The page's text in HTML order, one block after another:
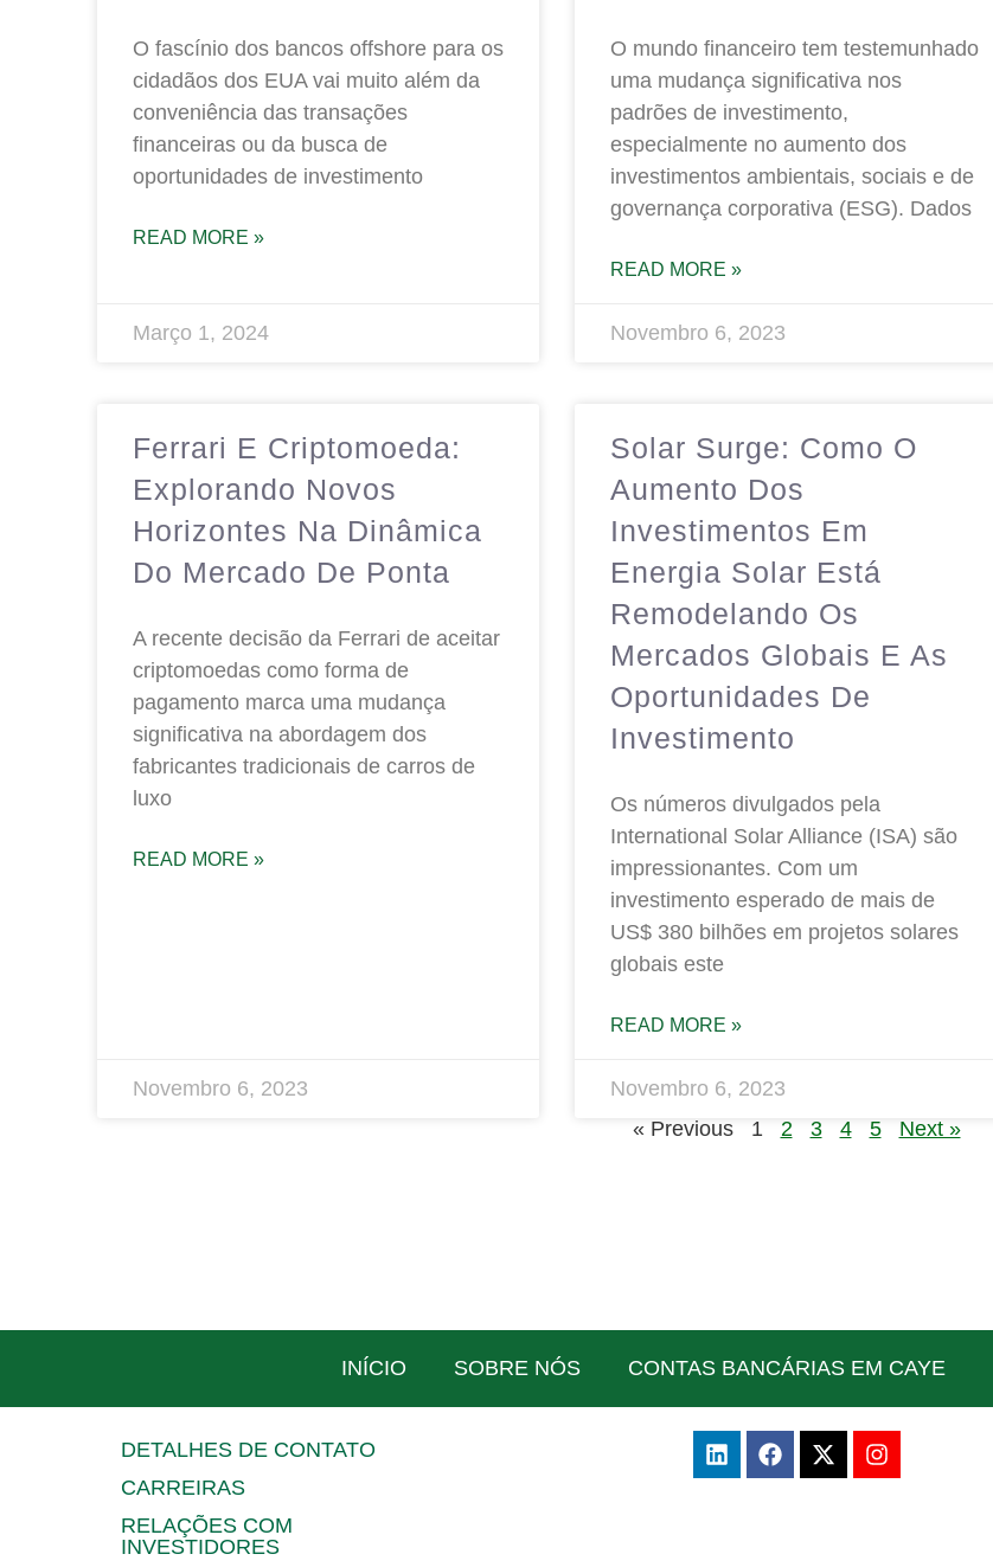
O fascínio dos bancos offshore para os
cidadãos dos EUA vai muito além da
conveniência das transações
financeiras ou da busca de
oportunidades de investimento
READ MORE »
Março 1, 2024
O mundo financeiro tem testemunhado
uma mudança significativa nos
padrões de investimento,
especialmente no aumento dos
investimentos ambientais, sociais e de
governança corporativa (ESG). Dados
READ MORE »
Novembro 6, 2023
Ferrari E Criptomoeda:
Explorando Novos
Horizontes Na Dinâmica
Do Mercado De Ponta
A recente decisão da Ferrari de aceitar
criptomoedas como forma de
pagamento marca uma mudança
significativa na abordagem dos
fabricantes tradicionais de carros de
luxo
READ MORE »
Novembro 6, 2023
Solar Surge: Como O
Aumento Dos
Investimentos Em
Energia Solar Está
Remodelando Os
Mercados Globais E As
Oportunidades De
Investimento
Os números divulgados pela
International Solar Alliance (ISA) são
impressionantes. Com um
investimento esperado de mais de
US$ 380 bilhões em projetos solares
globais este
READ MORE »
Novembro 6, 2023
« Previous
1 2 3 4 5 Next »
INÍCIO SOBRE NÓS CONTAS BANCÁRIAS EM CAYE
DETALHES DE CONTATO
CARREIRAS
RELAÇÕES COM
INVESTIDORES